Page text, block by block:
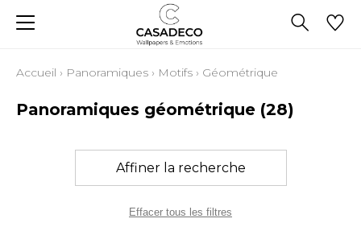
Accueil › Panoramiques › Motifs › Géométrique
Panoramiques géométrique (28)
Affiner la recherche
Effacer tous les filtres